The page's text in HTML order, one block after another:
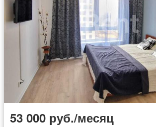
53 000 руб./месяц